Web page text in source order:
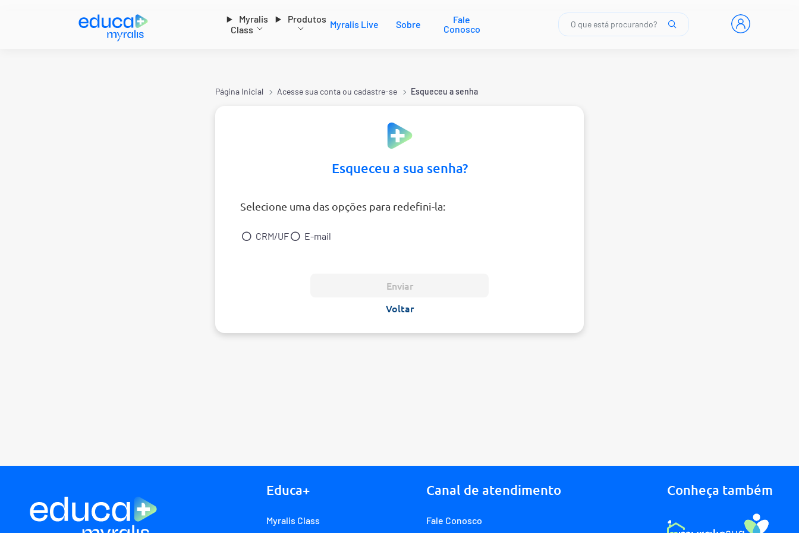
Myralis
Class
Produtos Myralis Live Sobre
Fale
Conosco
O que está procurando?
Página Inicial Acesse sua conta ou cadastre-se Esqueceu a senha
Esqueceu a sua senha?
Selecione uma das opções para redefini-la:
CRM/UF E-mail
Voltar
Educa+
Myralis Class
Canal de atendimento
Fale Conosco
Conheça também